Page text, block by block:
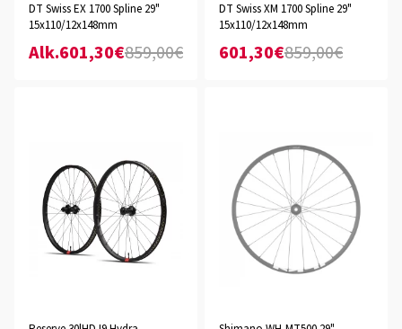
DT Swiss EX 1700 Spline 29"
15x110/12x148mm
Alk.601,30€859,00€
DT Swiss XM 1700 Spline 29"
15x110/12x148mm
601,30€859,00€